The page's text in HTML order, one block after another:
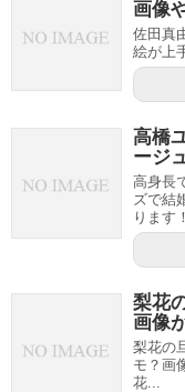
画像
佐田真
絵が上
高橋
ージ
高身長
ズで結
ります
梨花
画像
梨花の
モ？画
花...